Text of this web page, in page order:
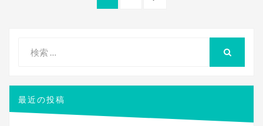
ー
シ
ー
象:
最近の投稿